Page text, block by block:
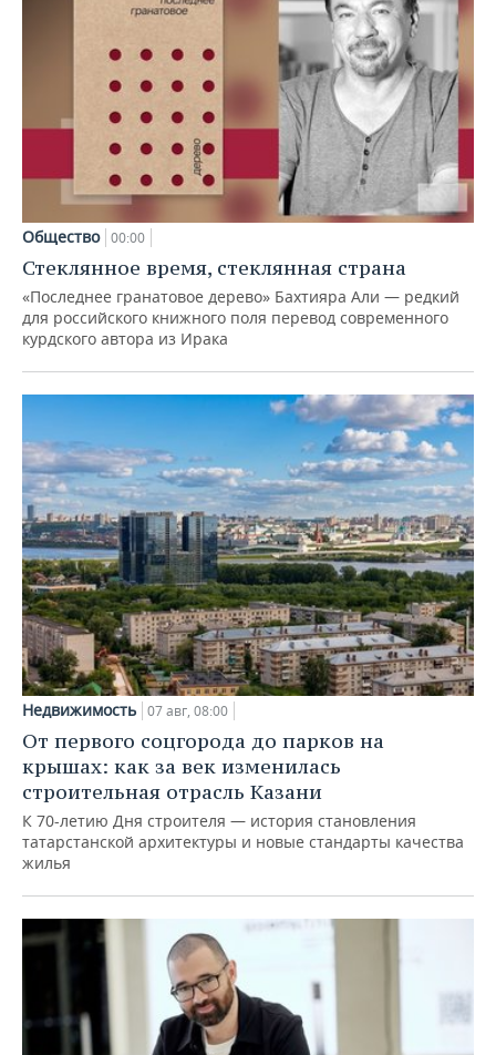
Общество 00:00
Стеклянное время, стеклянная страна
«Последнее гранатовое дерево» Бахтияра Али — редкий
для российского книжного поля перевод современного
курдского автора из Ирака
Недвижимость 07 авг, 08:00
От первого соцгорода до парков на
крышах: как за век изменилась
строительная отрасль Казани
К 70-летию Дня строителя — история становления
татарстанской архитектуры и новые стандарты качества
жилья